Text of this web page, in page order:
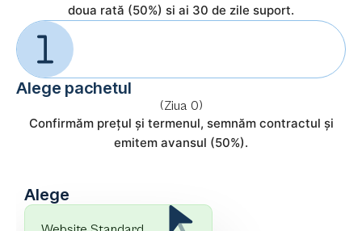
doua rată (50%) si ai 30 de zile suport.
Alege pachetul
(Ziua 0)
Confirmăm prețul și termenul, semnăm contractul și
emitem avansul (50%).
Alege